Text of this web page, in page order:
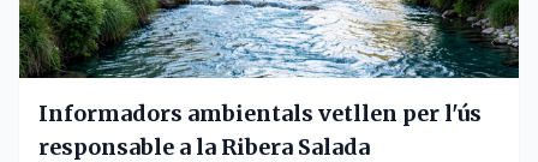
Informadors ambientals vetllen per l'ús
responsable a la Ribera Salada